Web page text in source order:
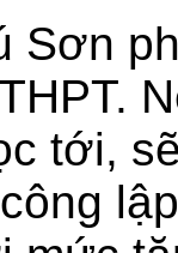
Sơn
tới,